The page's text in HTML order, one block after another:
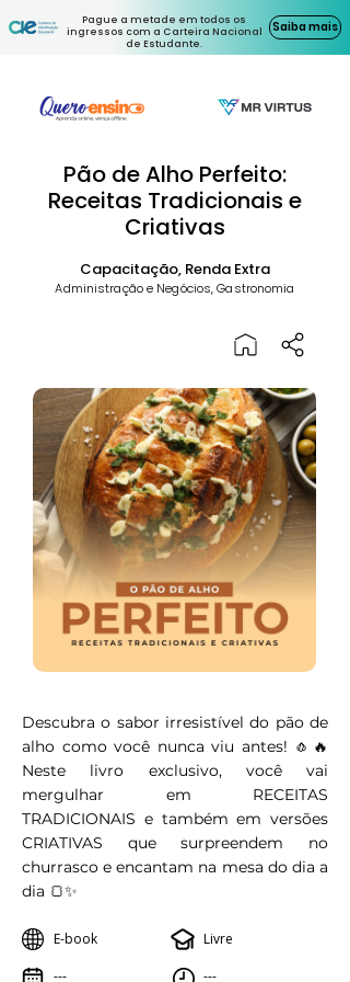
Pague a metade em todos os
ingressos com a Carteira Nacional
de Estudante.
Saiba mais
Pão de Alho Perfeito:
Receitas Tradicionais e
Criativas
Capacitação, Renda Extra
Administração e Negócios, Gastronomia
Descubra o sabor irresistível do pão de
alho como você nunca viu antes! 🧄🔥
Neste livro exclusivo, você vai
mergulhar em RECEITAS
TRADICIONAIS e também em versões
CRIATIVAS que surpreendem no
churrasco e encantam na mesa do dia a
dia 🍞✨
E-book
---
Livre
---